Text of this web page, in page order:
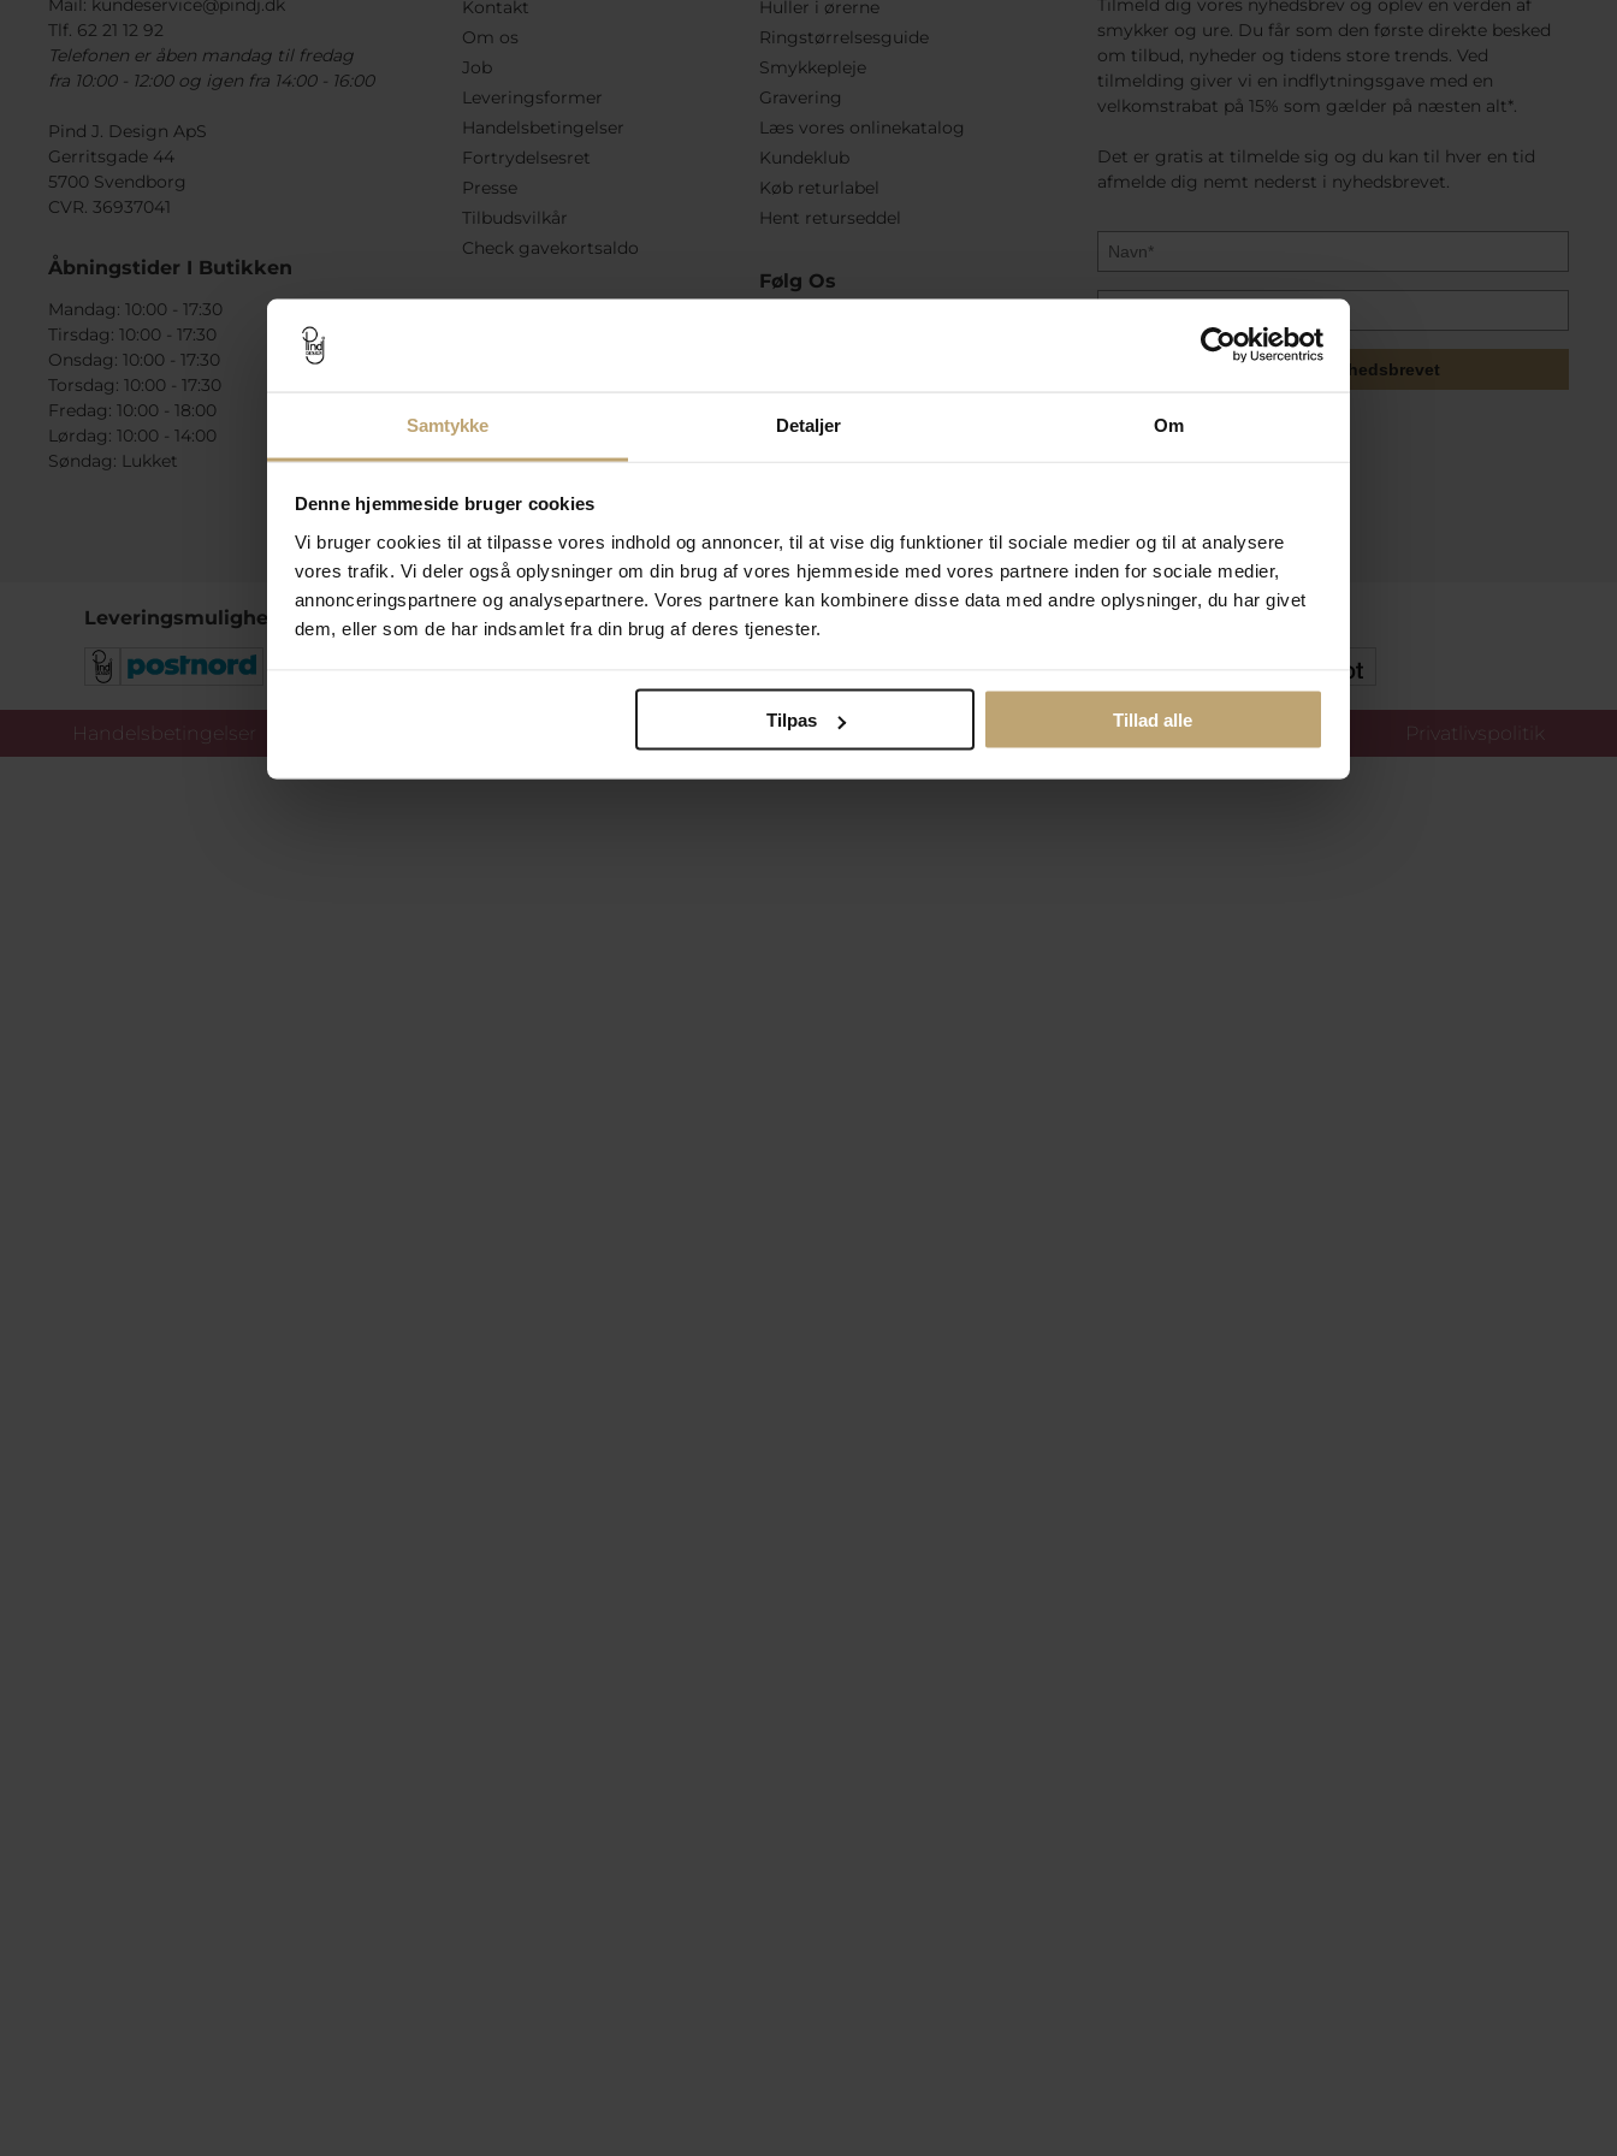
Samtykke Detaljer Om
Denne hjemmeside bruger cookies
Vi bruger cookies til at tilpasse vores indhold og annoncer, til at vise dig funktioner til sociale medier og til at analysere
vores trafik. Vi deler også oplysninger om din brug af vores hjemmeside med vores partnere inden for sociale medier,
annonceringspartnere og analysepartnere. Vores partnere kan kombinere disse data med andre oplysninger, du har givet
dem, eller som de har indsamlet fra din brug af deres tjenester.
Tilpas Tillad alle
Mail: kundeservice@pindj.dk
Tlf. 62 21 12 92
Telefonen er åben mandag til fredag
fra 10:00 - 12:00 og igen fra 14:00 - 16:00
Pind J. Design ApS
Gerritsgade 44
5700 Svendborg
CVR. 36937041
Åbningstider I Butikken
Mandag: 10:00 - 17:30
Tirsdag: 10:00 - 17:30
Onsdag: 10:00 - 17:30
Torsdag: 10:00 - 17:30
Fredag: 10:00 - 18:00
Lørdag: 10:00 - 14:00
Søndag: Lukket
Kontakt
Om os
Job
Leveringsformer
Handelsbetingelser
Fortrydelsesret
Presse
Tilbudsvilkår
Check gavekortsaldo
Huller i ørerne
Ringstørrelsesguide
Smykkepleje
Gravering
Læs vores onlinekatalog
Kundeklub
Køb returlabel
Hent returseddel
Følg Os
Tilmeld dig vores nyhedsbrev og oplev en verden af
smykker og ure. Du får som den første direkte besked
om tilbud, nyheder og tidens store trends. Ved
tilmelding giver vi en indflytningsgave med en
velkomstrabat på 15% som gælder på næsten alt*.
Det er gratis at tilmelde sig og du kan til hver en tid
afmelde dig nemt nederst i nyhedsbrevet.
Tilmeld mig nyhedsbrevet
Leveringsmuligheder Betalingsmuligheder Sikker Og Tryg E-Handel
Handelsbetingelser Ændr cookie-indstillinger Privatlivspolitik